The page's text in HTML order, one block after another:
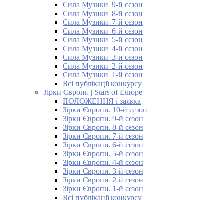
Сила Музики. 9-й сезон
Сила Музики. 8-й сезон
Сила Музики. 7-й сезон
Сила Музики. 6-й сезон
Сила Музики. 5-й сезон
Сила Музики. 4-й сезон
Сила Музики. 3-й сезон
Сила Музики. 2-й сезон
Сила Музики. 1-й сезон
Всі публікації конкурсу
Зірки Європи | Stars of Europe
ПОЛОЖЕННЯ і заявка
Зірки Європи. 10-й сезон
Зірки Європи. 9-й сезон
Зірки Європи. 8-й сезон
Зірки Європи. 7-й сезон
Зірки Європи. 6-й сезон
Зірки Європи. 5-й сезон
Зірки Європи. 4-й сезон
Зірки Європи. 3-й сезон
Зірки Європи. 2-й сезон
Зірки Європи. 1-й сезон
Всі публікації конкурсу